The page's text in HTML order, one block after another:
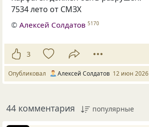
7534 лето от СМЗХ
©Алексей Солдатов 5170
3
Опубликовал Алексей Солдатов 12 июн 2026
44 комментария популярные